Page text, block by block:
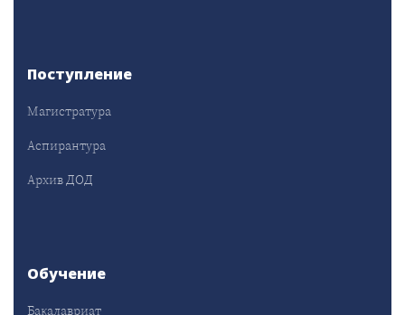
Поступление
Магистратура
Аспирантура
Архив ДОД
Обучение
Бакалавриат